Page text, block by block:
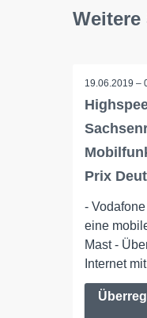
Weitere
19.06.2019 –
Prix
-
eine
Mast -
Internet